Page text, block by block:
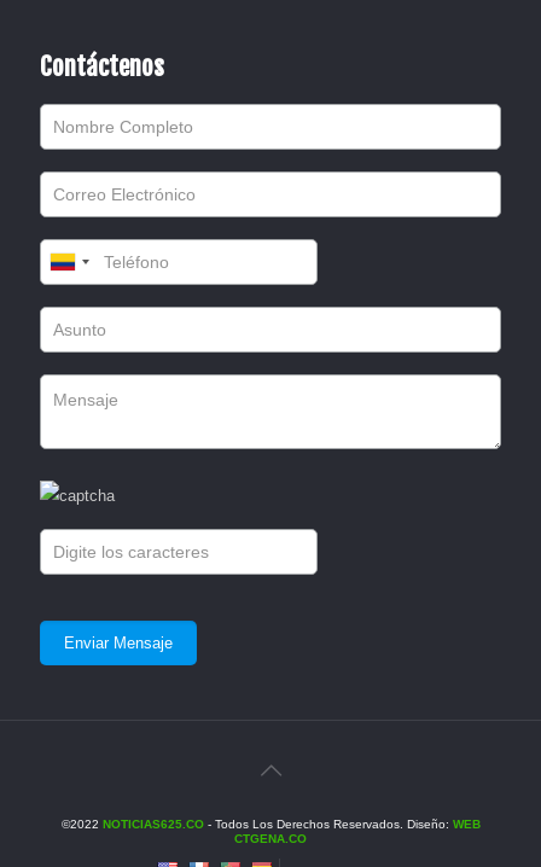
Contáctenos
©2022 NOTICIAS625.CO- Todos Los Derechos Reservados. Diseño: WEB
CTGENA.CO